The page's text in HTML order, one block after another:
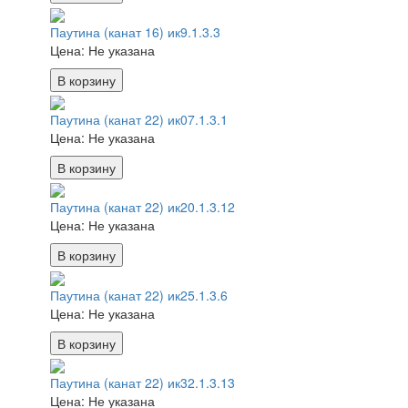
Паутина (канат 16) ик9.1.3.3
Цена: Не указана
В корзину
Паутина (канат 22) ик07.1.3.1
Цена: Не указана
В корзину
Паутина (канат 22) ик20.1.3.12
Цена: Не указана
В корзину
Паутина (канат 22) ик25.1.3.6
Цена: Не указана
В корзину
Паутина (канат 22) ик32.1.3.13
Цена: Не указана